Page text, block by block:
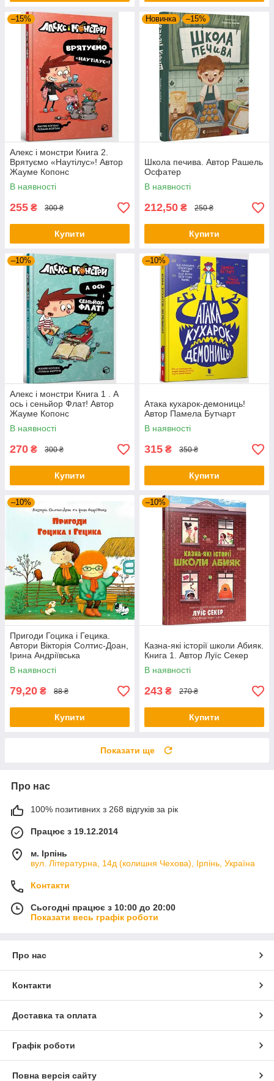
–15%
Алекс і монстри Книга 2.
Врятуємо «Наутілус»! Автор
Жауме Копонс
В наявності
255 ₴ 300 ₴
Купити
Новинка –15%
Школа печива. Автор Рашель
Осфатер
В наявності
212,50 ₴ 250 ₴
Купити
–10%
Алекс і монстри Книга 1 . А
ось і сеньйор Флат! Автор
Жауме Копонс
В наявності
270 ₴ 300 ₴
Купити
–10%
Атака кухарок-демониць!
Автор Памела Бутчарт
В наявності
315 ₴ 350 ₴
Купити
–10%
Пригоди Гоцика і Гецика.
Автори Вікторія Солтис-Доан,
Ірина Андріївська
В наявності
79,20 ₴ 88 ₴
Купити
–10%
Казна-які історії школи Абияк.
Книга 1. Автор Луїс Секер
В наявності
243 ₴ 270 ₴
Купити
Показати ще
Про нас
100% позитивних з 268 відгуків за рік
Працює з 19.12.2014
м. Ірпінь
вул. Літературна, 14д (колишня Чехова), Ірпінь, Україна
Контакти
Сьогодні працює з 10:00 до 20:00
Показати весь графік роботи
Про нас
Контакти
Доставка та оплата
Графік роботи
Повна версія сайту